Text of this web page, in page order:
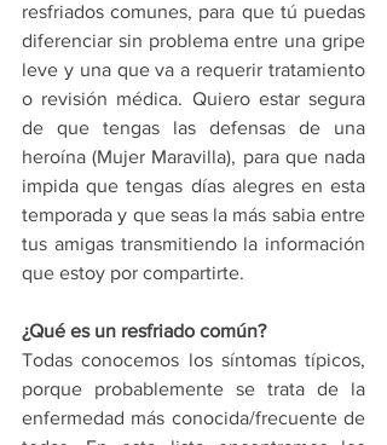
resfriados comunes, para que tú puedas
diferenciar sin problema entre una gripe
leve y una que va a requerir tratamiento
o revisión médica. Quiero estar segura
de que tengas las defensas de una
heroína (Mujer Maravilla), para que nada
impida que tengas días alegres en esta
temporada y que seas la más sabia entre
tus amigas transmitiendo la información
que estoy por compartirte.
¿Qué es un resfriado común?
Todas conocemos los síntomas típicos,
porque probablemente se trata de la
enfermedad más conocida/frecuente de